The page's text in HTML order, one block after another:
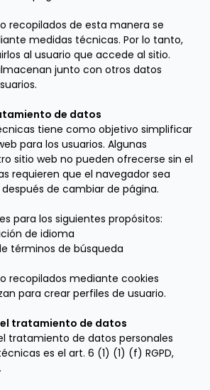
recopilados de esta manera se
medidas técnicas. Por lo tanto,
al usuario que accede al sitio.
junto con otros datos
de datos
tiene como objetivo simplificar
para los usuarios. Algunas
sitio web no pueden ofrecerse sin el
requieren que el navegador sea
de cambiar de página.
para los siguientes propósitos:
de idioma
términos de búsqueda
recopilados mediante cookies
para crear perfiles de usuario.
el tratamiento de datos
tratamiento de datos personales
es el art. 6 (1) (1) (f) RGPD,